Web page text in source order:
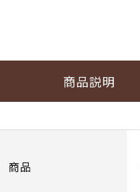
商品説明
商品